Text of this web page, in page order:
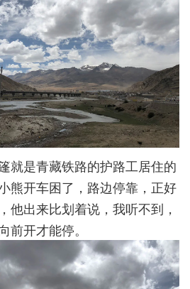
就是青藏铁路的护路工居住的
熊开车困了，路边停靠，正好
他出来比划着说，我听不到，
前开才能停。